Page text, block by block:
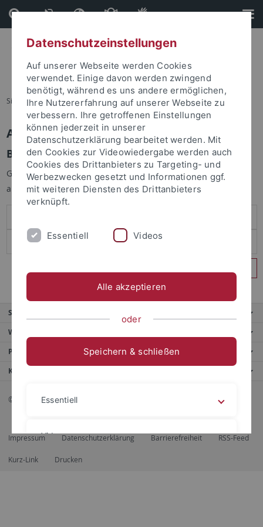
Direkt
zum
Inhalt
Direkt
zur
Fußleiste
Sie sind hier: Startseite
Anmelden
Benutzeranmeldung
Geben Sie Ihren Benutzernamen und Ihr Passwort an um sich
anzumelden:
Service
Weitere Angebote
Portale
Kontaktinfo
© 2026 Eberhard Karls Universität Tübingen, Tübingen
Impressum Datenschutzerklärung Barrierefreiheit RSS-Feed
Kurz-Link Drucken
Datenschutzeinstellungen
Auf unserer Webseite werden Cookies
verwendet. Einige davon werden zwingend
benötigt, während es uns andere ermöglichen,
Ihre Nutzererfahrung auf unserer Webseite zu
verbessern. Ihre getroffenen Einstellungen
können jederzeit in unserer
Datenschutzerklärung bearbeitet werden. Mit
den Cookies zur Videowiedergabe werden auch
Cookies des Drittanbieters zu Targeting- und
Werbezwecken gesetzt und Informationen ggf.
mit weiteren Diensten des Drittanbieters
verknüpft.
Essentiell Videos
Alle akzeptieren
oder
Speichern & schließen
Essentiell
Videos